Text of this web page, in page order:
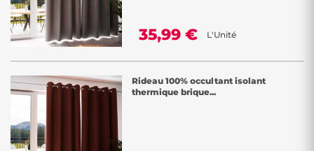
35,99 € L'Unité
Rideau 100% occultant isolant
thermique brique...